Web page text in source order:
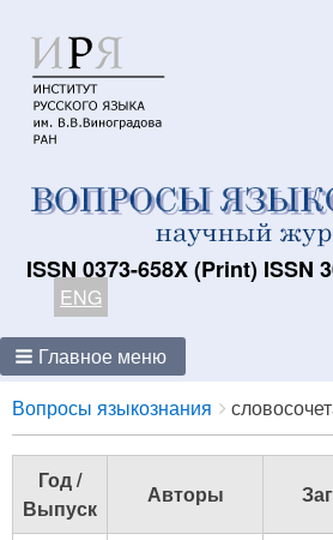
ISSN 0373-658X (Print) ISSN
ENG
Главное меню
Breadcrumbs
You
are
here:
Вопросы языкознания
Год /
Выпуск
Авторы